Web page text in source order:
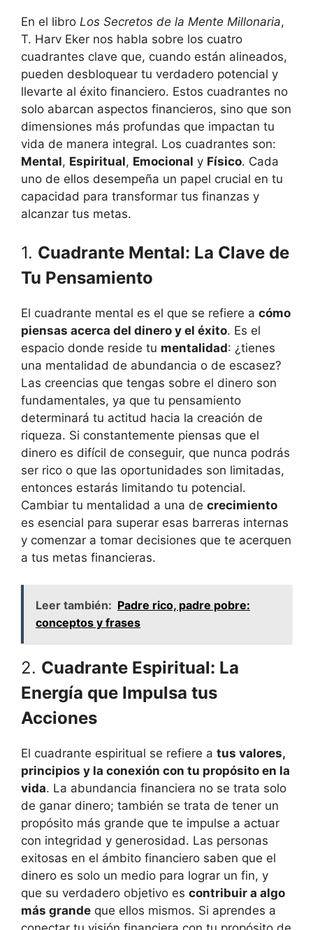
En el libro Los Secretos de la Mente Millonaria,
T. Harv Eker nos habla sobre los cuatro
cuadrantes clave que, cuando están alineados,
pueden desbloquear tu verdadero potencial y
llevarte al éxito financiero. Estos cuadrantes no
solo abarcan aspectos financieros, sino que son
dimensiones más profundas que impactan tu
vida de manera integral. Los cuadrantes son:
Mental, Espiritual, Emocional y Físico. Cada
uno de ellos desempeña un papel crucial en tu
capacidad para transformar tus finanzas y
alcanzar tus metas.
1. Cuadrante Mental: La Clave de
Tu Pensamiento
El cuadrante mental es el que se refiere a cómo
piensas acerca del dinero y el éxito. Es el
espacio donde reside tu mentalidad: ¿tienes
una mentalidad de abundancia o de escasez?
Las creencias que tengas sobre el dinero son
fundamentales, ya que tu pensamiento
determinará tu actitud hacia la creación de
riqueza. Si constantemente piensas que el
dinero es difícil de conseguir, que nunca podrás
ser rico o que las oportunidades son limitadas,
entonces estarás limitando tu potencial.
Cambiar tu mentalidad a una de crecimiento
es esencial para superar esas barreras internas
y comenzar a tomar decisiones que te acerquen
a tus metas financieras.
Leer también: Padre rico, padre pobre:
conceptos y frases
2. Cuadrante Espiritual: La
Energía que Impulsa tus
Acciones
El cuadrante espiritual se refiere a tus valores,
principios y la conexión con tu propósito en la
vida. La abundancia financiera no se trata solo
de ganar dinero; también se trata de tener un
propósito más grande que te impulse a actuar
con integridad y generosidad. Las personas
exitosas en el ámbito financiero saben que el
dinero es solo un medio para lograr un fin, y
que su verdadero objetivo es contribuir a algo
más grande que ellos mismos. Si aprendes a